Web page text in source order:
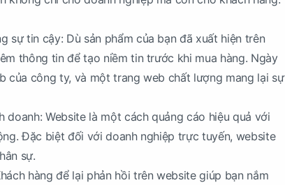
sự tin cậy: Dù sản phẩm của bạn đã xuất hiện trên
thông tin để tạo niềm tin trước khi mua hàng. Ngày
của công ty, và một trang web chất lượng mang lại sự
Website là một cách quảng cáo hiệu quả với
Đặc biệt đối với doanh nghiệp trực tuyến, website
sự.
hàng để lại phản hồi trên website giúp bạn nắm